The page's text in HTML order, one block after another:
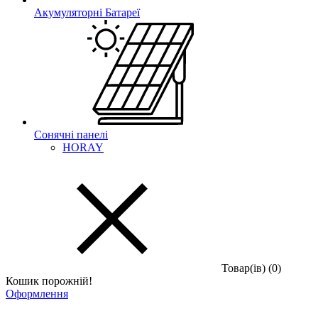
Акумуляторні Батареї
Сонячні панелі
HORAY
Товар(iв) (0)
Кошик порожній!
Оформлення